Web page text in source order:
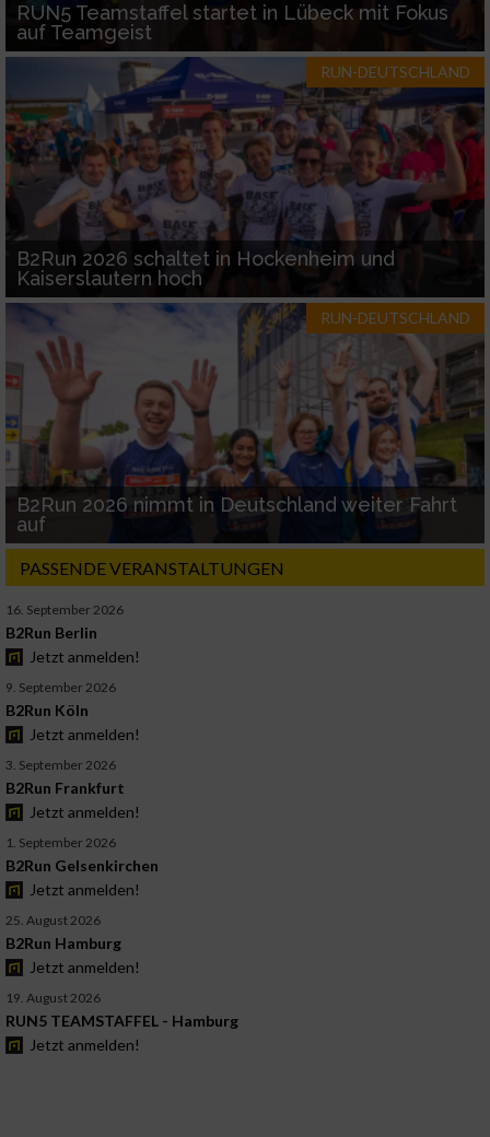
RUN5 Teamstaffel startet in Lübeck mit Fokus
auf Teamgeist
RUN-DEUTSCHLAND
B2Run 2026 schaltet in Hockenheim und
Kaiserslautern hoch
RUN-DEUTSCHLAND
B2Run 2026 nimmt in Deutschland weiter Fahrt
auf
PASSENDE VERANSTALTUNGEN
16. September 2026
B2Run Berlin
Jetzt anmelden!
9. September 2026
B2Run Köln
Jetzt anmelden!
3. September 2026
B2Run Frankfurt
Jetzt anmelden!
1. September 2026
B2Run Gelsenkirchen
Jetzt anmelden!
25. August 2026
B2Run Hamburg
Jetzt anmelden!
19. August 2026
RUN5 TEAMSTAFFEL - Hamburg
Jetzt anmelden!